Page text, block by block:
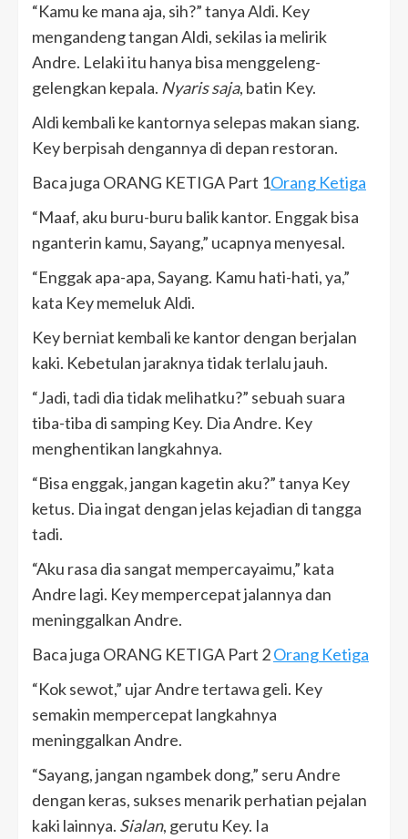
“Kamu ke mana aja, sih?” tanya Aldi. Key
mengandeng tangan Aldi, sekilas ia melirik
Andre. Lelaki itu hanya bisa menggeleng-
gelengkan kepala. Nyaris saja, batin Key.
Aldi kembali ke kantornya selepas makan siang.
Key berpisah dengannya di depan restoran.
Baca juga ORANG KETIGA Part 1Orang Ketiga
“Maaf, aku buru-buru balik kantor. Enggak bisa
nganterin kamu, Sayang,” ucapnya menyesal.
“Enggak apa-apa, Sayang. Kamu hati-hati, ya,”
kata Key memeluk Aldi.
Key berniat kembali ke kantor dengan berjalan
kaki. Kebetulan jaraknya tidak terlalu jauh.
“Jadi, tadi dia tidak melihatku?” sebuah suara
tiba-tiba di samping Key. Dia Andre. Key
menghentikan langkahnya.
“Bisa enggak, jangan kagetin aku?” tanya Key
ketus. Dia ingat dengan jelas kejadian di tangga
tadi.
“Aku rasa dia sangat mempercayaimu,” kata
Andre lagi. Key mempercepat jalannya dan
meninggalkan Andre.
Baca juga ORANG KETIGA Part 2Orang Ketiga
“Kok sewot,” ujar Andre tertawa geli. Key
semakin mempercepat langkahnya
meninggalkan Andre.
“Sayang, jangan ngambek dong,” seru Andre
dengan keras, sukses menarik perhatian pejalan
kaki lainnya. Sialan, gerutu Key. Ia